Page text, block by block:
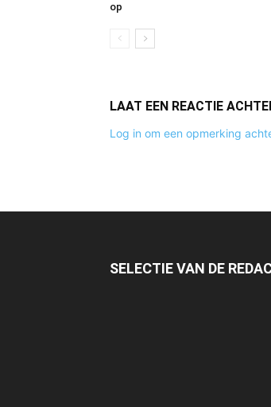
op
LAAT EEN REACTIE
Log in om een opmerking
SELECTIE VAN DE